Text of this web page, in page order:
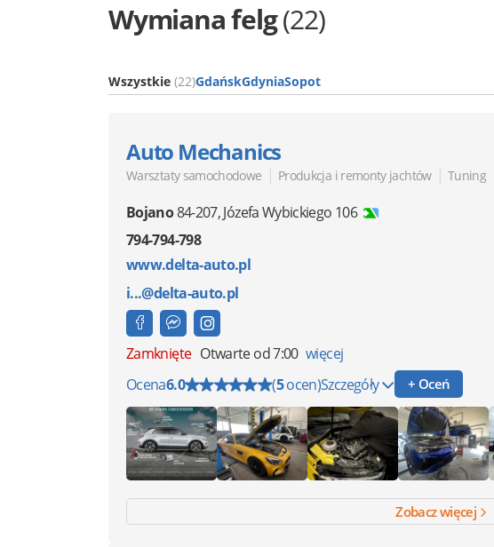
Wymiana felg(22)
Wszystkie (22)GdańskGdyniaSopot
Auto Mechanics
Warsztaty samochodowe | Produkcja i remonty jachtów | Tuning
Bojano84-207,Józefa Wybickiego 106
794-794-798
www.delta-auto.pl
i...@delta-auto.pl
Zamknięte Otwarte od 7:00 więcej
Ocena6.0 (5ocen)Szczegóły + Oceń
Zobacz więcej